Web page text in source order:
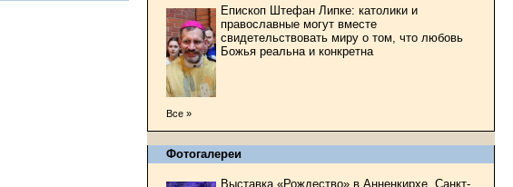
Епископ Штефан Липке: католики и
православные могут вместе
свидетельствовать миру о том, что любовь
Божья реальна и конкретна
Все »
Фотогалереи
Выставка «Рождество» в Анненкирхе. Санкт-